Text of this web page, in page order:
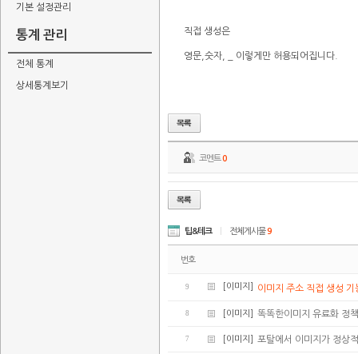
기본 설정관리
통계 관리
전체 통계
상세통계보기
직접 생성은
영문,숫자, _ 이렇게만 허용되어집니다.
코멘트0
팁&테크 전체게시물9
번호
9 [이미지] 이미지 주소 직접 생성 기
8 [이미지] 똑똑한이미지 유료화 정
7 [이미지] 포탈에서 이미지가 정상